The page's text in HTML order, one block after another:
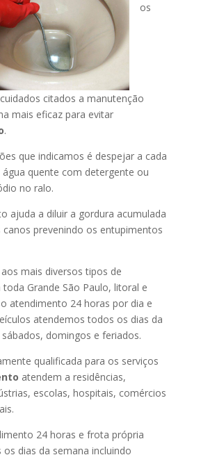
os
citados a manutenção
mais eficaz para evitar
.
que indicamos é despejar a cada
quente com detergente ou
no ralo.
ajuda a diluir a gordura acumulada
prevenindo os entupimentos
mais diversos tipos de
Grande São Paulo, litoral e
atendimento 24 horas por dia e
atendemos todos os dias da
domingos e feriados.
qualificada para os serviços
atendem a residências,
escolas, hospitais, comércios
24 horas e frota própria
dias da semana incluindo